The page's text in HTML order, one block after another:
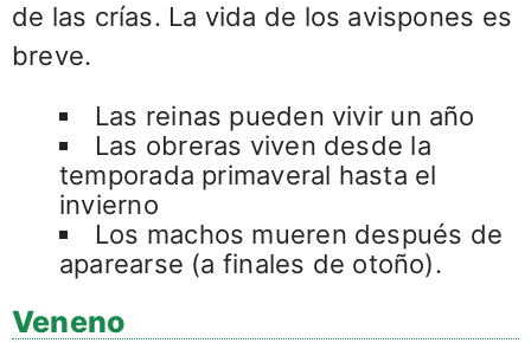
de las crías. La vida de los avispones es
breve.
Las reinas pueden vivir un año
Las obreras viven desde la
temporada primaveral hasta el
invierno
Los machos mueren después de
aparearse (a finales de otoño).
Veneno